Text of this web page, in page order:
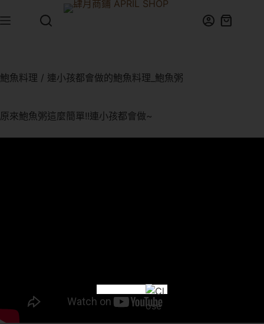
鮑魚料理 / 連小孩都會做的鮑魚料理_鮑魚粥
原來鮑魚粥這麼簡單!!連小孩都會做~